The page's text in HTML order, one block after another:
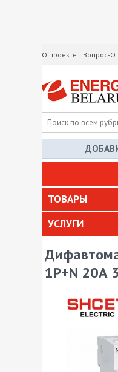
О проекте Вопрос-
ТОВАРЫ
УСЛУГИ
1P+N 20А